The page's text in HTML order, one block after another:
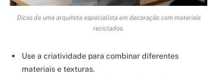
Dicas de uma arquiteta especialista em decoração com materiais
reciclados.
Use a criatividade para combinar diferentes
materiais e texturas.